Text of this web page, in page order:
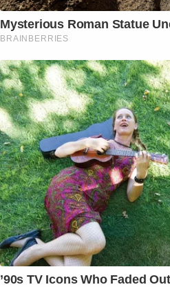
Mysterious Roman Statue
BRAINBERRIES
’90s TV Icons Who Faded